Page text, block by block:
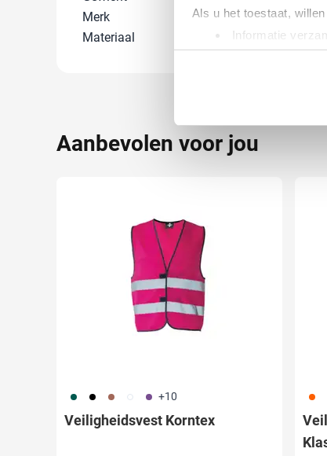
Als u het toestaat,
Informatie
Uw apparaat
toestemming op elk
We gebruiken cookies
websiteverkeer te
verstrekt of die ze
Merk
YOKO
Materiaal
Polyester
Aanbevolen voor jou
790 001 068 002 354 +10
Veiligheidsvest Korntex
367